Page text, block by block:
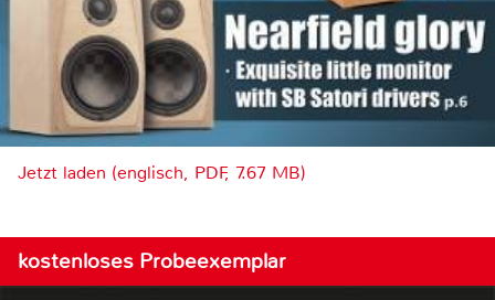
Jetzt laden (englisch, PDF, 7.67 MB)
kostenloses Probeexemplar